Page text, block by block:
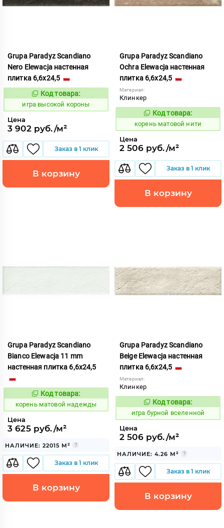
Grupa Paradyz Scandiano
Nero Elewacja настенная
плитка 6,6x24,5
548913
Код товара:
игра высокой короны
Цена
3 902 руб./м²
Заказ в 1 клик
В корзину
Grupa Paradyz Scandiano
Ochra Elewacja настенная
плитка 6,6x24,5
Материал:
Клинкер
787935
Код товара:
корень матовой нити
Цена
2 506 руб./м²
Заказ в 1 клик
В корзину
Grupa Paradyz Scandiano
Bianco Elewacja 11 mm
настенная плитка 6,6x24,5
787932
Код товара:
корень матовой надежды
Цена
3 625 руб./м²
НАЛИЧИЕ: 22015 М²
Заказ в 1 клик
В корзину
Grupa Paradyz Scandiano
Beige Elewacja настенная
плитка 6,6x24,5
Материал:
Клинкер
547763
Код товара:
игра бурной вселенной
Цена
2 506 руб./м²
НАЛИЧИЕ: 4.26 М²
Заказ в 1 клик
В корзину